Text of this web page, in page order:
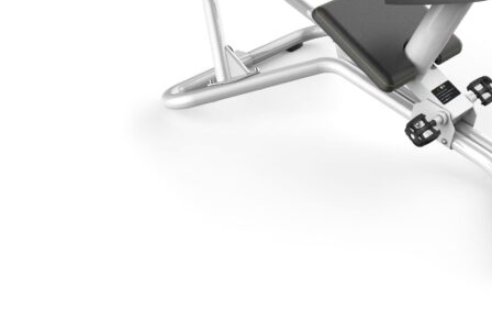
Máy tập phục hồi chức năng
Thiết Bị Phòng Gym chuyên dụng
Máy Khối Tập Với Cáp
Máy khối đa năng
Robot
Ghế Tập Đa Năng